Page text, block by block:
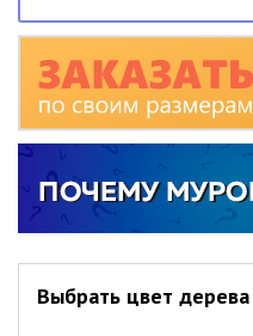
Выбрать цвет дерева